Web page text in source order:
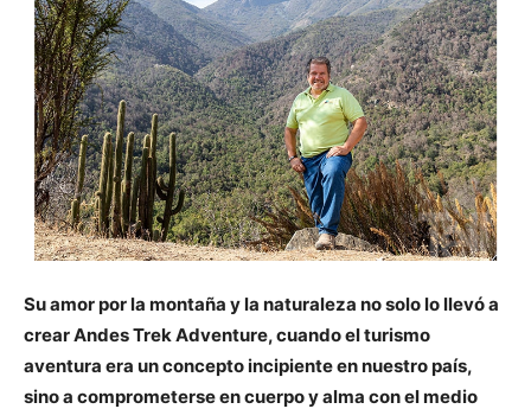
Su amor por la montaña y la naturaleza no solo lo llevó a
crear Andes Trek Adventure, cuando el turismo
aventura era un concepto incipiente en nuestro país,
sino a comprometerse en cuerpo y alma con el medio